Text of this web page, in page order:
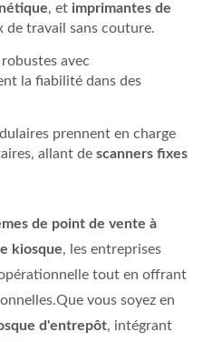
, et imprimantes de
de travail sans couture.
avec
la fiabilité dans des
prennent en charge
allant de scanners fixes
de point de vente à
kiosque, les entreprises
tout en offrant
vous soyez en
d'entrepôt, intégrant